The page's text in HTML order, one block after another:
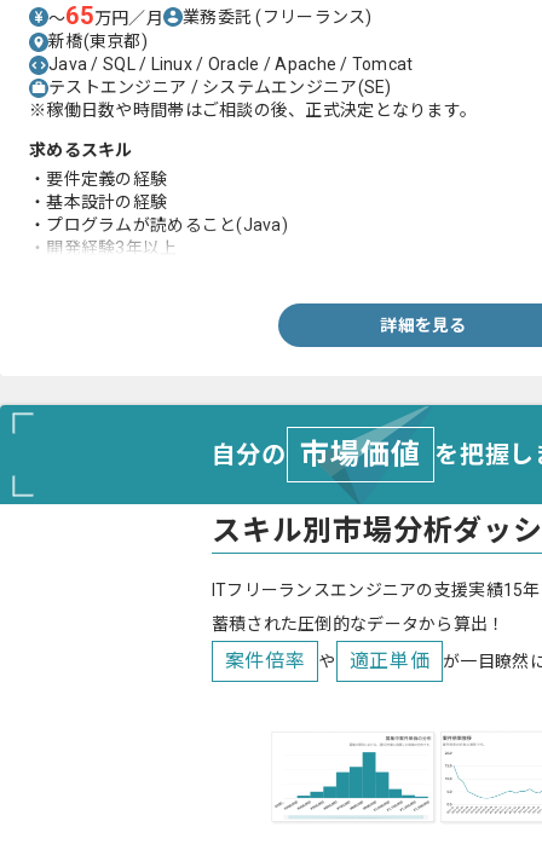
〜65万円／月 業務委託(フリーランス)
新橋(東京都)
Java / SQL / Linux / Oracle / Apache / Tomcat
テストエンジニア / システムエンジニア(SE)
※稼働日数や時間帯はご相談の後、正式決定となります。
求めるスキル
・要件定義の経験
・基本設計の経験
・プログラムが読めること(Java)
・開発経験3年以上
詳細を見る
自分の 市場価値 を把握
スキル別市場分析ダッ
ITフリーランスエンジニアの支援実績15
蓄積された圧倒的なデータから算出！
案件倍率 や 適正単価 が一目瞭然